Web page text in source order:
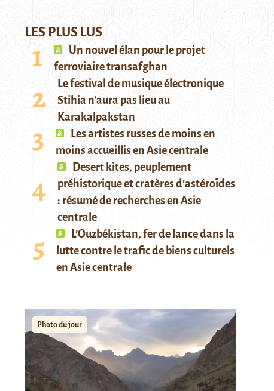
LES PLUS LUS
Un nouvel élan pour le projet
ferroviaire transafghan
Le festival de musique électronique
Stihia n’aura pas lieu au
Karakalpakstan
Les artistes russes de moins en
moins accueillis en Asie centrale
Desert kites, peuplement
préhistorique et cratères d’astéroïdes
: résumé de recherches en Asie
centrale
L’Ouzbékistan, fer de lance dans la
lutte contre le trafic de biens culturels
en Asie centrale
Photo du jour